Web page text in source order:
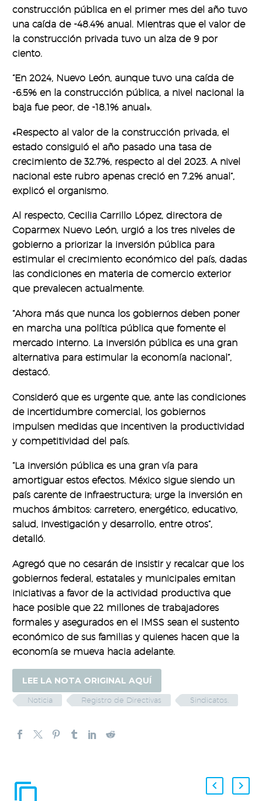
construcción pública en el primer mes del año tuvo
una caída de -48.4% anual. Mientras que el valor de
la construcción privada tuvo un alza de 9 por
ciento.
“En 2024, Nuevo León, aunque tuvo una caída de
-6.5% en la construcción pública, a nivel nacional la
baja fue peor, de -18.1% anual».
«Respecto al valor de la construcción privada, el
estado consiguió el año pasado una tasa de
crecimiento de 32.7%, respecto al del 2023. A nivel
nacional este rubro apenas creció en 7.2% anual”,
explicó el organismo.
Al respecto, Cecilia Carrillo López, directora de
Coparmex Nuevo León, urgió a los tres niveles de
gobierno a priorizar la inversión pública para
estimular el crecimiento económico del país, dadas
las condiciones en materia de comercio exterior
que prevalecen actualmente.
“Ahora más que nunca los gobiernos deben poner
en marcha una política pública que fomente el
mercado interno. La inversión pública es una gran
alternativa para estimular la economía nacional”,
destacó.
Consideró que es urgente que, ante las condiciones
de incertidumbre comercial, los gobiernos
impulsen medidas que incentiven la productividad
y competitividad del país.
“La inversión pública es una gran vía para
amortiguar estos efectos. México sigue siendo un
país carente de infraestructura; urge la inversión en
muchos ámbitos: carretero, energético, educativo,
salud, investigación y desarrollo, entre otros”,
detalló.
Agregó que no cesarán de insistir y recalcar que los
gobiernos federal, estatales y municipales emitan
iniciativas a favor de la actividad productiva que
hace posible que 22 millones de trabajadores
formales y asegurados en el IMSS sean el sustento
económico de sus familias y quienes hacen que la
economía se mueva hacia adelante.
LEE LA NOTA ORIGINAL AQUÍ
Noticia Registro de Directivas Sindicatos.